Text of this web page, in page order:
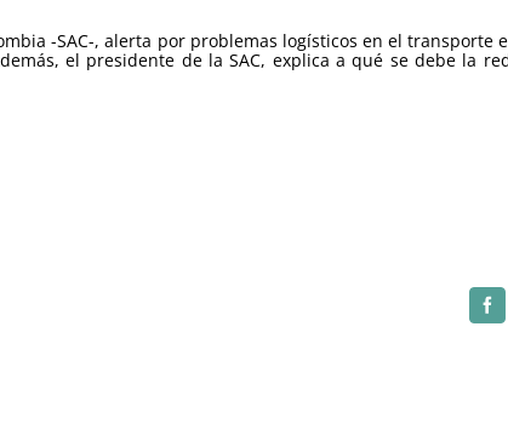
-SAC-, alerta por problemas logísticos en el transporte
el presidente de la SAC, explica a qué se debe la